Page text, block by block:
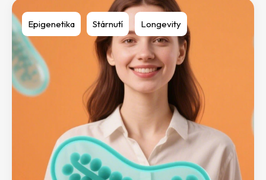
Epigenetika Stárnutí Longevity